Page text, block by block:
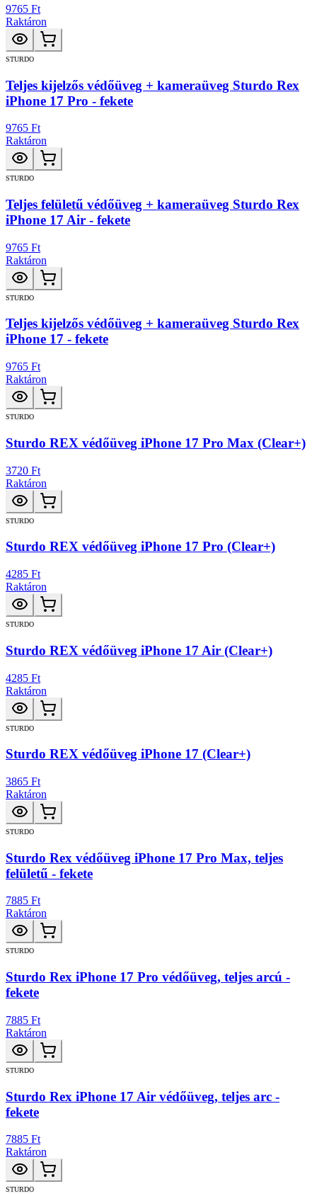
9765 Ft
Raktáron
STURDO
Teljes kijelzős védőüveg + kameraüveg Sturdo Rex
iPhone 17 Pro - fekete
9765 Ft
Raktáron
STURDO
Teljes felületű védőüveg + kameraüveg Sturdo Rex
iPhone 17 Air - fekete
9765 Ft
Raktáron
STURDO
Teljes kijelzős védőüveg + kameraüveg Sturdo Rex
iPhone 17 - fekete
9765 Ft
Raktáron
STURDO
Sturdo REX védőüveg iPhone 17 Pro Max (Clear+)
3720 Ft
Raktáron
STURDO
Sturdo REX védőüveg iPhone 17 Pro (Clear+)
4285 Ft
Raktáron
STURDO
Sturdo REX védőüveg iPhone 17 Air (Clear+)
4285 Ft
Raktáron
STURDO
Sturdo REX védőüveg iPhone 17 (Clear+)
3865 Ft
Raktáron
STURDO
Sturdo Rex védőüveg iPhone 17 Pro Max, teljes
felületű - fekete
7885 Ft
Raktáron
STURDO
Sturdo Rex iPhone 17 Pro védőüveg, teljes arcú -
fekete
7885 Ft
Raktáron
STURDO
Sturdo Rex iPhone 17 Air védőüveg, teljes arc -
fekete
7885 Ft
Raktáron
STURDO